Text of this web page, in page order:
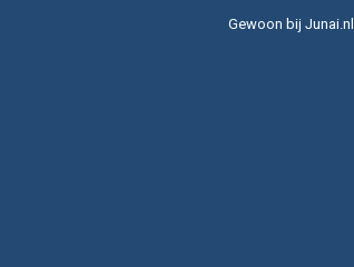
Gewoon bij Junai.nl